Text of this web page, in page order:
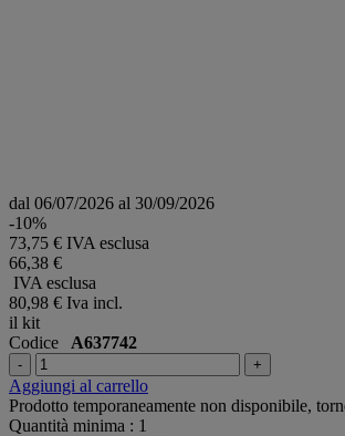
dal 06/07/2026 al 30/09/2026
-10%
73,75 € IVA esclusa
66,38 €
IVA esclusa
80,98 € Iva incl.
il kit
Codice A637742
- +
Aggiungi al carrello
Prodotto temporaneamente non disponibile,
Quantità minima : 1